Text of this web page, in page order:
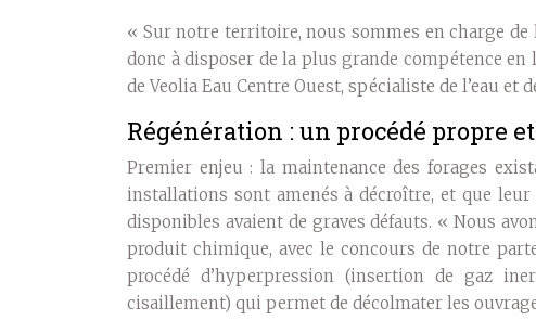
« Sur notre territoire, nous sommes en charge
donc à disposer de la plus grande compétence
de Veolia Eau Centre Ouest, spécialiste de l’eau et
Régénération : un procédé propre
Premier enjeu : la maintenance des forages
installations sont amenés à décroître, et que leur
disponibles avaient de graves défauts. « Nous
produit chimique, avec le concours de notre
procédé d’hyperpression (insertion de gaz
cisaillement) qui permet de décolmater les